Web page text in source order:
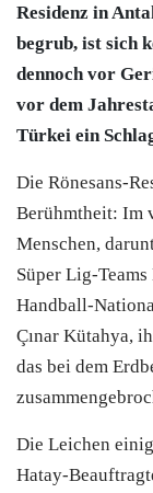
Residenz in
begrub, ist sich
dennoch vor
vor dem
Türkei ein
Die Rönesans-
Berühmtheit: Im
Menschen,
Süper Lig-
Handball-
Çınar Kütahya,
das bei dem
Die Leichen
Hatay-